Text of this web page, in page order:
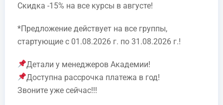
Скидка -15% на все курсы в августе!
*Предложение действует на все группы,
стартующие с 01.08.2026 г. по 31.08.2026 г.!
Детали у менеджеров Академии!
Доступна рассрочка платежа в год!
Звоните уже сейчас!!!